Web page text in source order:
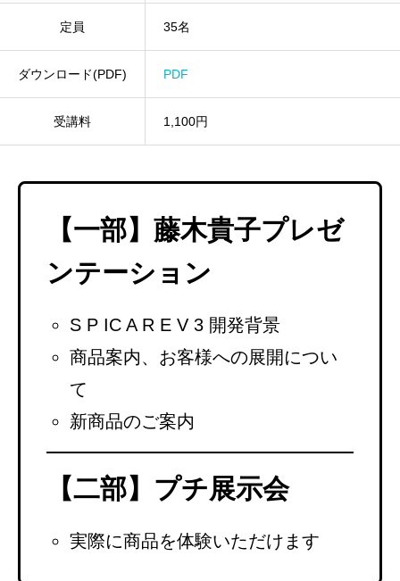
定員 35名
ダウンロード(PDF) PDF
受講料 1,100円
【一部】藤木貴子プレゼ
ンテーション
S P IC A R E V 3 開発背景
商品案内、お客様への展開につい
て
新商品のご案内
【二部】プチ展示会
実際に商品を体験いただけます